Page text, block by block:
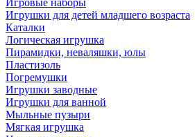
Игровые наборы
Игрушки для детей младшего возраста
Каталки
Логическая игрушка
Пирамидки, неваляшки, юлы
Пластизоль
Погремушки
Игрушки заводные
Игрушки для ванной
Мыльные пузыри
Мягкая игрушка